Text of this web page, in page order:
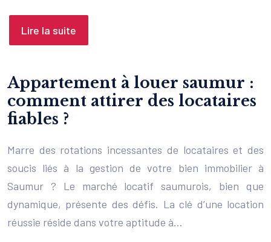
Lire la suite
Appartement à louer saumur :
comment attirer des locataires
fiables ?
Marre des rotations incessantes de locataires et des
soucis liés à la gestion de votre bien immobilier à
Saumur ? Le marché locatif saumurois, bien que
dynamique, présente des défis. La clé d’une location
réussie réside dans votre aptitude à…